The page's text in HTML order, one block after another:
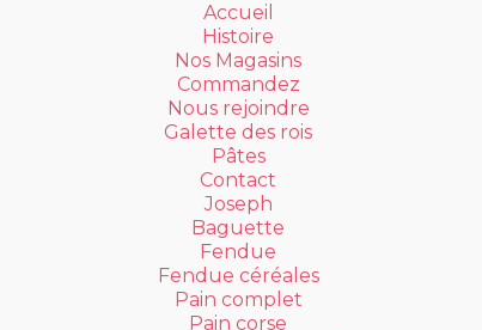
Accueil
Histoire
Nos Magasins
Commandez
Nous rejoindre
Galette des rois
Pâtes
Contact
Joseph
Baguette
Fendue
Fendue céréales
Pain complet
Pain corse